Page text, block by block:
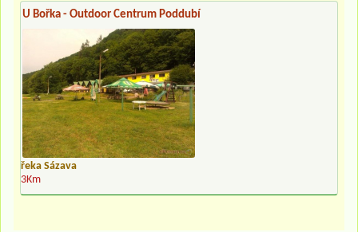
U Bořka - Outdoor Centrum Poddubí
řeka Sázava
3Km